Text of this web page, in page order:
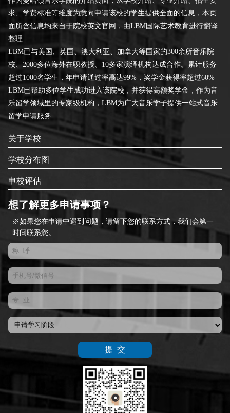
求、学费标准等维度为意向申请该校的学生提供全面的信息，本页
面所含信息均来自于院校英文官网，由LBM国际艺术教育进行翻译
整理
LBM已与美国、英国、澳大利亚、加拿大等国家的300余所音乐院
校、2000多位海外在职教授、10多家演绎机构达成合作。累计服务
超过1000名学生，年申请通过率高达99%，奖学金获得率超过60%
LBM已帮助多位学生成功进入该院校，并获得高额奖学金，作为音
乐留学领域里的专家级机构，LBM为广大音乐学子提供一站式音乐
留学申请服务
关于学校
学校分布图
申校评估
想了解更多申请事项？
※如果您在申请中遇到问题，请留下您的联系方式，我们会第一
时间联系您。